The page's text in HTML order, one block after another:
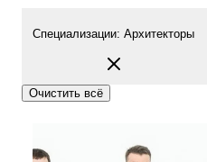
Специализации: Архитекторы
Очистить всё